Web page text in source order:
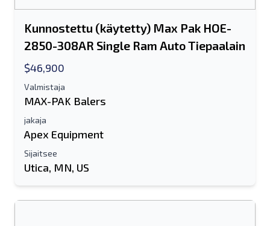
Kunnostettu (käytetty) Max Pak HOE-
2850-308AR Single Ram Auto Tiepaalain
$46,900
Valmistaja
MAX-PAK Balers
jakaja
Apex Equipment
Sijaitsee
Utica, MN, US